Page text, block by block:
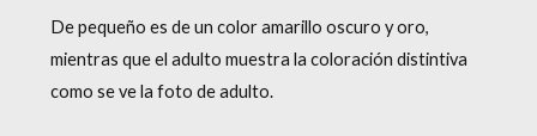
De pequeño es de un color amarillo oscuro y oro,
mientras que el adulto muestra la coloración distintiva
como se ve la foto de adulto.